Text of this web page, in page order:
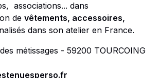
associations... dans
de vêtements, accessoires,
dans son atelier en France.
métissages - 59200 TOURCOING